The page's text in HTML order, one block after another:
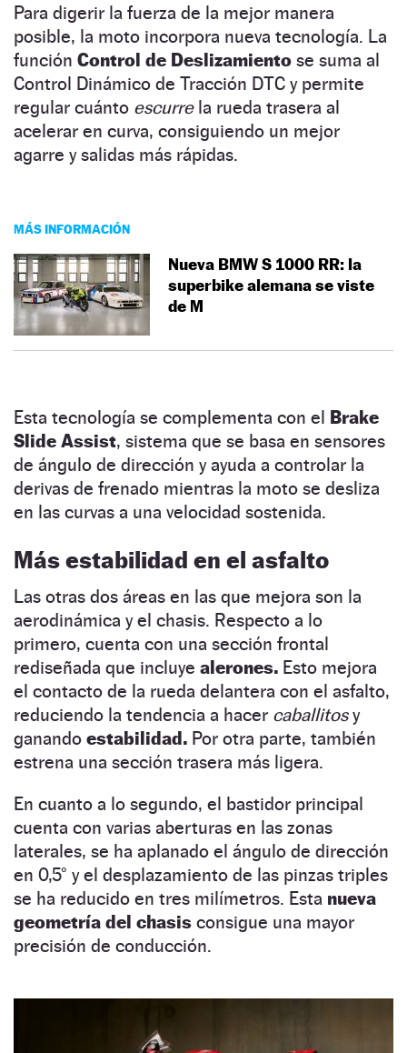
Para digerir la fuerza de la mejor manera
posible, la moto incorpora nueva tecnología. La
función Control de Deslizamiento se suma al
Control Dinámico de Tracción DTC y permite
regular cuánto escurrela rueda trasera al
acelerar en curva, consiguiendo un mejor
agarre y salidas más rápidas.
MÁS INFORMACIÓN
Nueva BMW S 1000 RR: la
superbike alemana se viste
de M
Esta tecnología se complementa con el Brake
Slide Assist, sistema que se basa en sensores
de ángulo de dirección y ayuda a controlar la
derivas de frenado mientras la moto se desliza
en las curvas a una velocidad sostenida.
Más estabilidad en el asfalto
Las otras dos áreas en las que mejora son la
aerodinámica y el chasis. Respecto a lo
primero, cuenta con una sección frontal
rediseñada que incluye alerones. Esto mejora
el contacto de la rueda delantera con el asfalto,
reduciendo la tendencia a hacer caballitosy
ganando estabilidad. Por otra parte, también
estrena una sección trasera más ligera.
En cuanto a lo segundo, el bastidor principal
cuenta con varias aberturas en las zonas
laterales, se ha aplanado el ángulo de dirección
en 0,5° y el desplazamiento de las pinzas triples
se ha reducido en tres milímetros. Esta nueva
geometría del chasis consigue una mayor
precisión de conducción.